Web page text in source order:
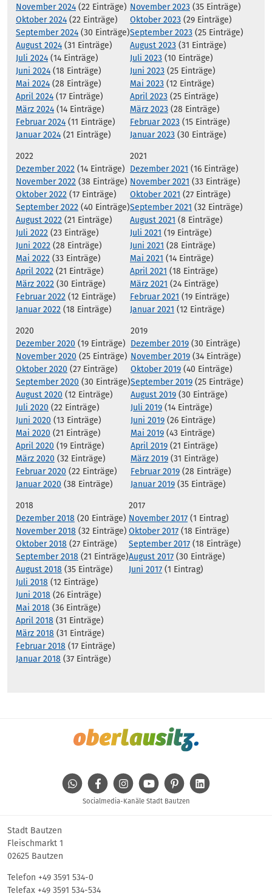
November 2024 (22 Einträge)
Oktober 2024 (22 Einträge)
September 2024 (30 Einträge)
August 2024 (31 Einträge)
Juli 2024 (14 Einträge)
Juni 2024 (18 Einträge)
Mai 2024 (28 Einträge)
April 2024 (17 Einträge)
März 2024 (14 Einträge)
Februar 2024 (11 Einträge)
Januar 2024 (21 Einträge)
November 2023 (35 Einträge)
Oktober 2023 (29 Einträge)
September 2023 (25 Einträge)
August 2023 (31 Einträge)
Juli 2023 (10 Einträge)
Juni 2023 (25 Einträge)
Mai 2023 (12 Einträge)
April 2023 (25 Einträge)
März 2023 (28 Einträge)
Februar 2023 (15 Einträge)
Januar 2023 (30 Einträge)
2022
Dezember 2022 (14 Einträge)
November 2022 (38 Einträge)
Oktober 2022 (17 Einträge)
September 2022 (40 Einträge)
August 2022 (21 Einträge)
Juli 2022 (23 Einträge)
Juni 2022 (28 Einträge)
Mai 2022 (33 Einträge)
April 2022 (21 Einträge)
März 2022 (30 Einträge)
Februar 2022 (12 Einträge)
Januar 2022 (18 Einträge)
2021
Dezember 2021 (16 Einträge)
November 2021 (33 Einträge)
Oktober 2021 (27 Einträge)
September 2021 (32 Einträge)
August 2021 (8 Einträge)
Juli 2021 (19 Einträge)
Juni 2021 (28 Einträge)
Mai 2021 (14 Einträge)
April 2021 (18 Einträge)
März 2021 (24 Einträge)
Februar 2021 (19 Einträge)
Januar 2021 (12 Einträge)
2020
Dezember 2020 (19 Einträge)
November 2020 (25 Einträge)
Oktober 2020 (27 Einträge)
September 2020 (30 Einträge)
August 2020 (12 Einträge)
Juli 2020 (22 Einträge)
Juni 2020 (13 Einträge)
Mai 2020 (21 Einträge)
April 2020 (19 Einträge)
März 2020 (32 Einträge)
Februar 2020 (22 Einträge)
Januar 2020 (38 Einträge)
2019
Dezember 2019 (30 Einträge)
November 2019 (34 Einträge)
Oktober 2019 (40 Einträge)
September 2019 (25 Einträge)
August 2019 (30 Einträge)
Juli 2019 (14 Einträge)
Juni 2019 (26 Einträge)
Mai 2019 (43 Einträge)
April 2019 (21 Einträge)
März 2019 (31 Einträge)
Februar 2019 (28 Einträge)
Januar 2019 (35 Einträge)
2018
Dezember 2018 (20 Einträge)
November 2018 (32 Einträge)
Oktober 2018 (27 Einträge)
September 2018 (21 Einträge)
August 2018 (35 Einträge)
Juli 2018 (12 Einträge)
Juni 2018 (26 Einträge)
Mai 2018 (36 Einträge)
April 2018 (31 Einträge)
März 2018 (31 Einträge)
Februar 2018 (17 Einträge)
Januar 2018 (37 Einträge)
2017
November 2017 (1 Eintrag)
Oktober 2017 (18 Einträge)
September 2017 (18 Einträge)
August 2017 (30 Einträge)
Juni 2017 (1 Eintrag)
WhatsAppFacebookInstagramYoutube Pinterest
Socialmedia-Kanäle Stadt Bautzen
Stadt Bautzen
Fleischmarkt 1
02625 Bautzen
Telefon +49 3591 534-0
Telefax +49 3591 534-534